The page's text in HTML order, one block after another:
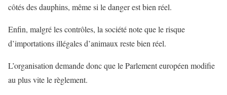
côtés des dauphins, même si le danger est bien réel.
Enfin, malgré les contrôles, la société note que le risque
d’importations illégales d’animaux reste bien réel.
L’organisation demande donc que le Parlement européen modifie
au plus vite le règlement.